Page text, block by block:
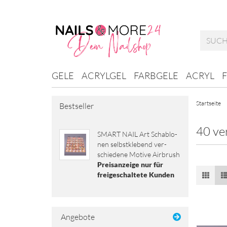
GELE ACRYLGEL FARBGELE ACRYL
Startseite
40
Bestseller
SMART NAIL Art Scha­blo­
nen selbst­kle­bend ver­
schie­de­ne Mo­ti­ve Air­brush
Preisanzeige nur für
freigeschaltete Kunden
Angebote